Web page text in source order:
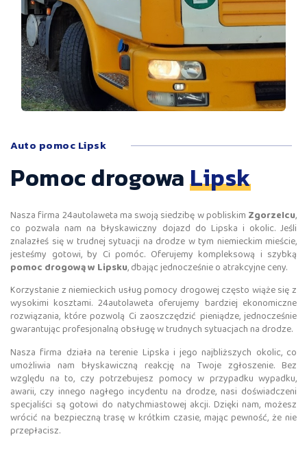
Auto pomoc Lipsk
Pomoc drogowaLipsk
Nasza firma 24autolaweta ma swoją siedzibę w pobliskim Zgorzelcu,
co pozwala nam na błyskawiczny dojazd do Lipska i okolic. Jeśli
znalazłeś się w trudnej sytuacji na drodze w tym niemieckim mieście,
jesteśmy gotowi, by Ci pomóc. Oferujemy kompleksową i szybką
pomoc drogową w Lipsku, dbając jednocześnie o atrakcyjne ceny.
Korzystanie z niemieckich usług pomocy drogowej często wiąże się z
wysokimi kosztami. 24autolaweta oferujemy bardziej ekonomiczne
rozwiązania, które pozwolą Ci zaoszczędzić pieniądze, jednocześnie
gwarantując profesjonalną obsługę w trudnych sytuacjach na drodze.
Nasza firma działa na terenie Lipska i jego najbliższych okolic, co
umożliwia nam błyskawiczną reakcję na Twoje zgłoszenie. Bez
względu na to, czy potrzebujesz pomocy w przypadku wypadku,
awarii, czy innego nagłego incydentu na drodze, nasi doświadczeni
specjaliści są gotowi do natychmiastowej akcji. Dzięki nam, możesz
wrócić na bezpieczną trasę w krótkim czasie, mając pewność, że nie
przepłacisz.